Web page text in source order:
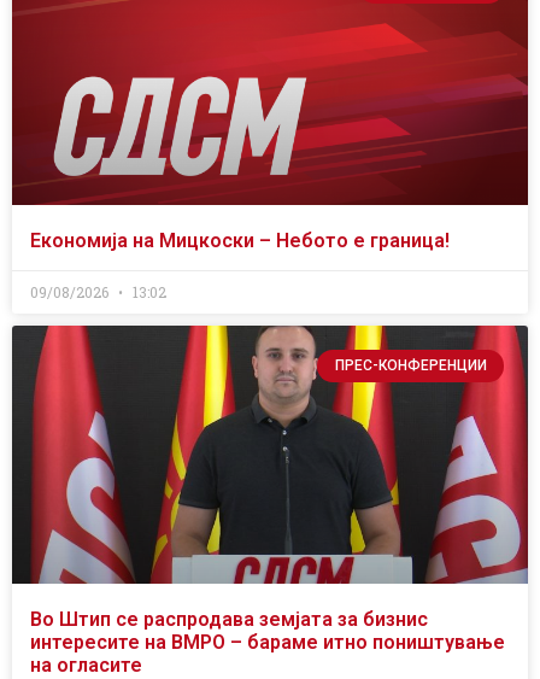
Економија на Мицкоски – Небото е граница!
09/08/2026 13:02
ПРЕС-КОНФЕРЕНЦИИ
Во Штип се распродава земјата за бизнис
интересите на ВМРО – бараме итно поништување
на огласите